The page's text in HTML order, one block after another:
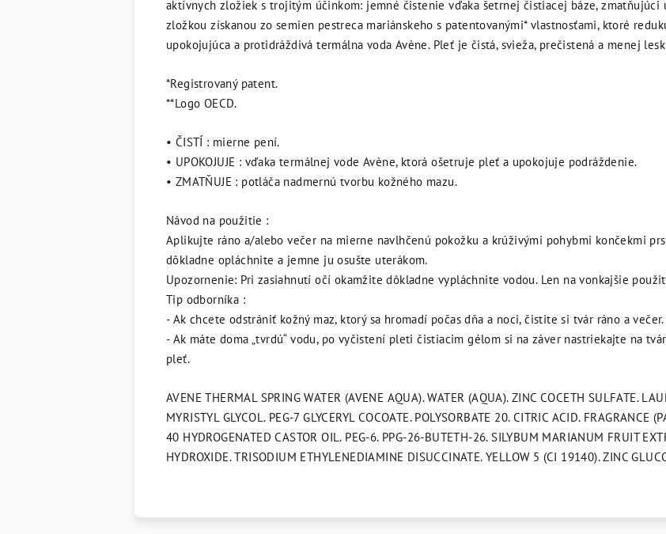
aktívnych zložiek s trojitým účinkom: jemné čistenie vďaka šetrnej čistiacej báze,
zložkou získanou zo semien pestreca mariánskeho s patentovanými* vlastnosťami, ktoré
upokojujúca a protidráždivá termálna voda Avène. Pleť je čistá, svieža, prečistená a menej
*Registrovaný patent.
**Logo OECD.
• ČISTÍ : mierne pení.
• UPOKOJUJE : vďaka termálnej vode Avène, ktorá ošetruje pleť a upokojuje podráždenie.
• ZMATŇUJE : potláča nadmernú tvorbu kožného mazu.
Návod na použitie :
Aplikujte ráno a/alebo večer na mierne navlhčenú pokožku a krúživými pohybmi končekmi
dôkladne opláchnite a jemne ju osušte uterákom.
Upozornenie: Pri zasiahnutí očí okamžite dôkladne vypláchnite vodou. Len na vonkajšie
Tip odborníka :
- Ak chcete odstrániť kožný maz, ktorý sa hromadí počas dňa a noci, čistite si tvár ráno a večer.
- Ak máte doma „tvrdú“ vodu, po vyčistení pleti čistiacim gélom si na záver nastriekajte na
pleť.
AVENE THERMAL SPRING WATER (AVENE AQUA). WATER (AQUA). ZINC COCETH SULFATE.
MYRISTYL GLYCOL. PEG-7 GLYCERYL COCOATE. POLYSORBATE 20. CITRIC ACID. FRAGRANCE
40 HYDROGENATED CASTOR OIL. PEG-6. PPG-26-BUTETH-26. SILYBUM MARIANUM FRUIT
HYDROXIDE. TRISODIUM ETHYLENEDIAMINE DISUCCINATE. YELLOW 5 (CI 19140). ZINC